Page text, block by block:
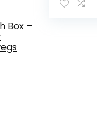
Box –
DVD